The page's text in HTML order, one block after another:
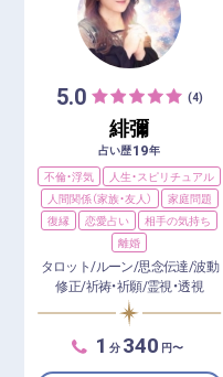
5.0 (4)
緋彌
占い歴19年
不倫・浮気
人生・スピリチュアル
人間関係（家族・友人）
家庭問題
復縁
恋愛占い
相手の気持ち
離婚
タロット/ルーン/思念伝達/波動
修正/祈祷・祈願/霊視・透視
1 分 340 円〜